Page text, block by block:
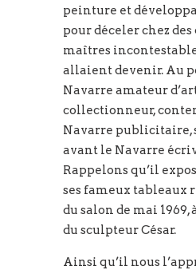
peinture et
pour déceler chez
maîtres
allaient devenir. Au
Navarre amateur
collectionneur,
Navarre publicitaire,
avant le Navarre
Rappelons qu’il
ses fameux tableaux
du salon de mai
du sculpteur César.
Ainsi qu’il nous